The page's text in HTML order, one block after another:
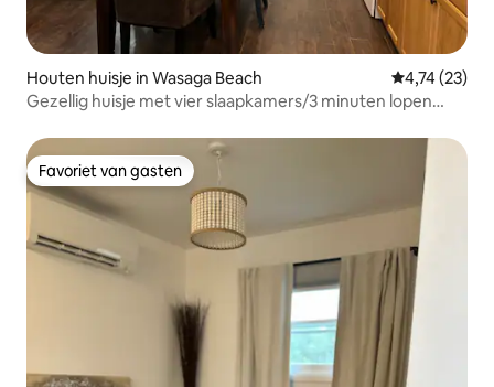
Houten huisje in Wasaga Beach Gemiddelde
4,74 (23)
Gezellig huisje met vier slaapkamers/3 minuten lopen
Favoriet van gasten
Favoriet van gasten